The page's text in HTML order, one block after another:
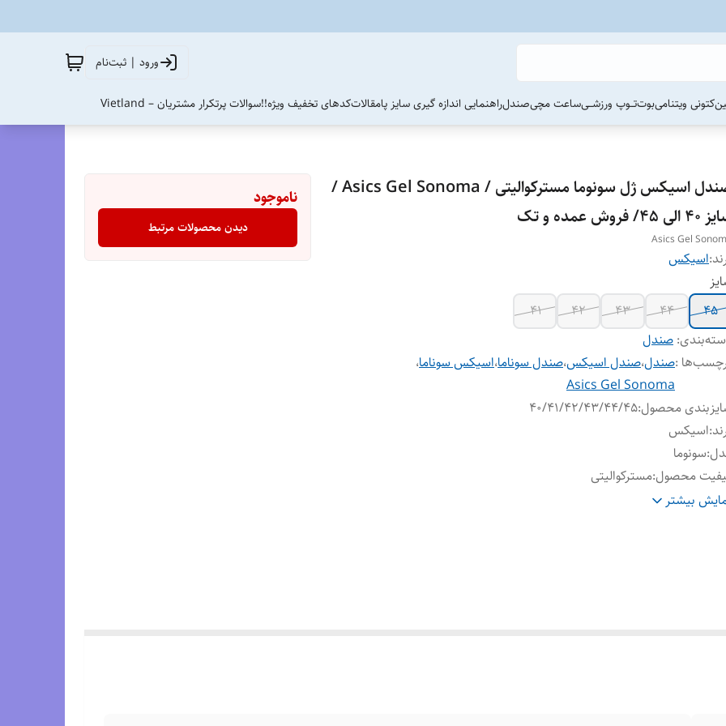
ورود | ثبت‌نام
کتونی ویتنامیبوتتــوپ ورزشــیساعت مچیصندلراهنمایی اندازه گیری سایز پامقالاتکدهای تخفیف ویژه!!سوالات پرتکرار مشتریان – Vietland
صندل اسیکس ژل سونوما مسترکوالیتی / Asics Gel Sonoma /
فروش عمده و تک
Asics Gel
اسیکس
45
44
43
42
41
: صندل
:صندل،صندل اسیکس،صندل سوناما،اسیکس سوناما،
Asics Gel Sonoma
محصول:
40/41/42/43/44/45
:اسیکس
:سونوما
محصول:مسترکوالیتی
کارکرد:نو اکبند بیشتر
ناموجود
دیدن محصولات مرتبط